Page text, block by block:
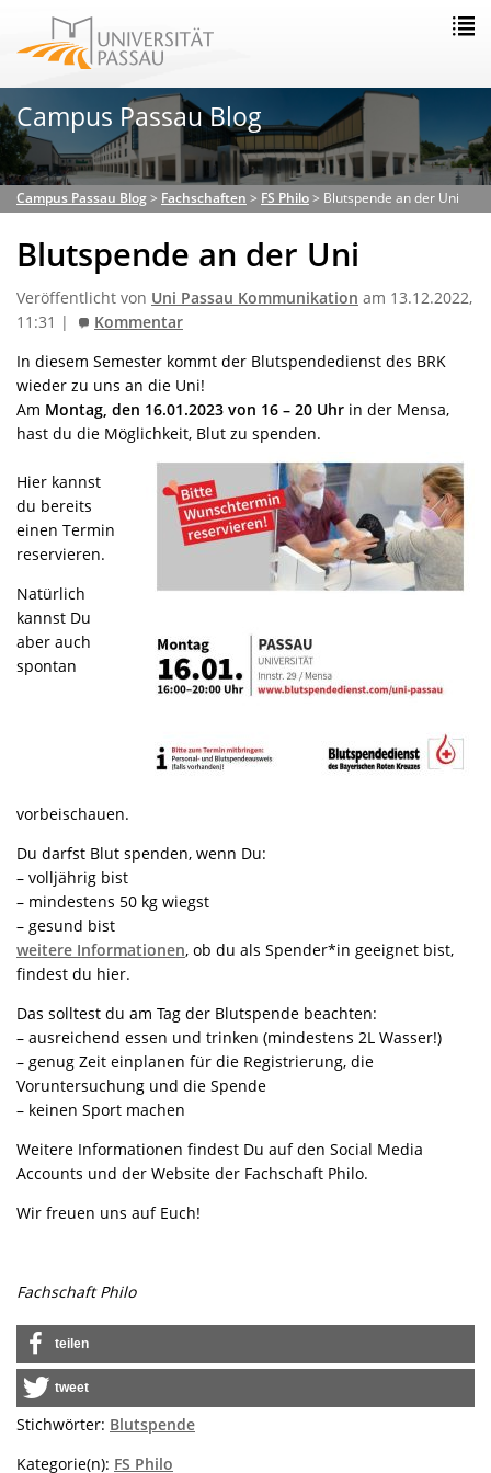
Campus Passau Blog
Campus Passau Blog> Fachschaften > FS Philo> Blutspende an der Uni
Blutspende an der Uni
Veröffentlicht von Uni Passau Kommunikation am 13.12.2022,
11:31 |
Kommentar
In diesem Semester kommt der Blutspendedienst des BRK
wieder zu uns an die Uni!
Am Montag, den 16.01.2023 von 16 – 20 Uhr in der Mensa,
hast du die Möglichkeit, Blut zu spenden.
Hier kannst
du bereits
einen Termin
reservieren.
Natürlich
kannst Du
aber auch
spontan
vorbeischauen.
Du darfst Blut spenden, wenn Du:
– volljährig bist
– mindestens 50 kg wiegst
– gesund bist
weitere Informationen, ob du als Spender*in geeignet bist,
findest du hier.
Das solltest du am Tag der Blutspende beachten:
– ausreichend essen und trinken (mindestens 2L Wasser!)
– genug Zeit einplanen für die Registrierung, die
Voruntersuchung und die Spende
– keinen Sport machen
Weitere Informationen findest Du auf den Social Media
Accounts und der Website der Fachschaft Philo.
Wir freuen uns auf Euch!
Fachschaft Philo
teilen
tweet
Stichwörter: Blutspende
Kategorie(n): FS Philo